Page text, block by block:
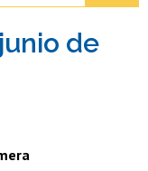
de